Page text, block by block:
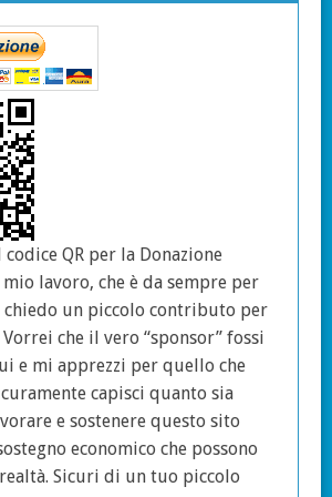
QR per la Donazione
lavoro, che è da sempre per
un piccolo contributo per
che il vero “sponsor” fossi
e mi apprezzi per quello che
capisci quanto sia
e sostenere questo sito
economico che possono
Sicuri di un tuo piccolo